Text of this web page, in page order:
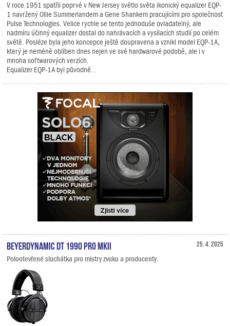
V roce 1951 spatřil poprvé v New Jersey světlo světa ikonický equalizer EQP-
1 navržený Ollie Summerlandem a Gene Shankem pracujícími pro společnost
Pulse Technologies. Velice rychle se tento jednoduše ovladatelný, ale
nadmíru účinný equalizer dostal do nahrávacích a vysílacích studií po celém
světě. Posléze byla jeho koncepce ještě doupravena a vznikl model EQP-1A,
který je neméně oblíben dnes nejen ve své hardwarové podobě, ale i v
mnoha softwarových verzích.
Equalizer EQP-1A byl původně...
25. 4. 2025
Beyerdynamic DT 1990 PRO MKII
Polootevřené sluchátka pro mistry zvuku a producenty.